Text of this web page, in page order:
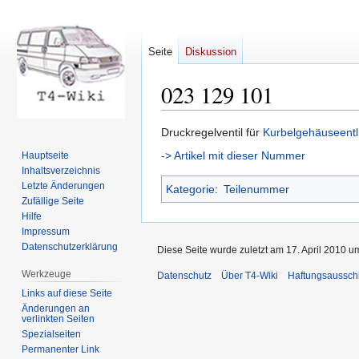
023 129 101
Zur
Navigation
Zur
Suche
Druckregelventil für
-> Artikel mit dieser Nummer
Kategorie: Teilenummer
Seite Diskussion
Hauptseite
Inhaltsverzeichnis
Letzte Änderungen
Zufällige Seite
Hilfe
Impressum
Datenschutzerklärung
Werkzeuge
Links auf diese Seite
Änderungen an
verlinkten Seiten
Spezialseiten
Permanenter Link
Diese Seite wurde zuletzt am 17. April 2010
Datenschutz Über T4-Wiki